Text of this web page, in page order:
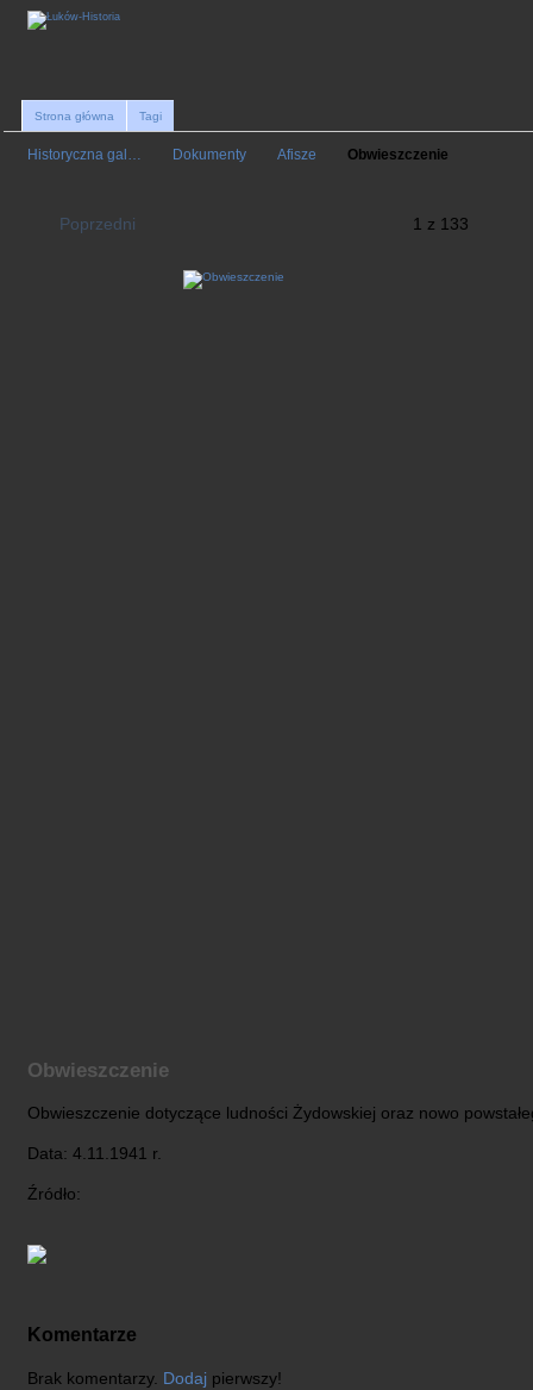
Strona główna Tagi
Historyczna gal… Dokumenty Afisze Obwieszczenie
Poprzedni 1 z 133
Obwieszczenie
Obwieszczenie dotyczące ludności Żydowskiej oraz nowo
Data: 4.11.1941 r.
Źródło:
Komentarze
Brak komentarzy. Dodaj pierwszy!